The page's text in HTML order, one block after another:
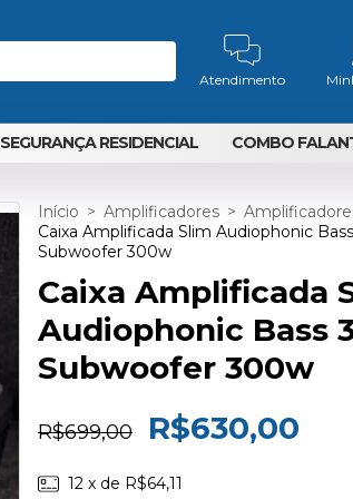
Atendimento
SEGURANÇA RESIDENCIAL COMBO
Início > Amplificadores >
Caixa Amplificada Slim Audiophonic
Subwoofer 300w
Caixa Amplificada
Audiophonic Bass
Subwoofer 300w
R$699,00 R$630,00
12 x de R$64,11